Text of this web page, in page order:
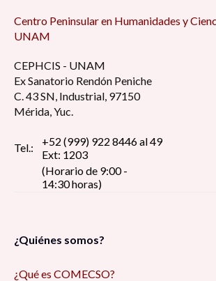
Centro Peninsular en Humanidades y
UNAM
CEPHCIS - UNAM
Ex Sanatorio Rendón Peniche
C. 43 SN, Industrial, 97150
Mérida, Yuc.
Tel.:
+52 (999) 922 8446 al 49
Ext: 1203
(Horario de 9:00 -
14:30 horas)
¿Quiénes somos?
¿Qué es COMECSO?